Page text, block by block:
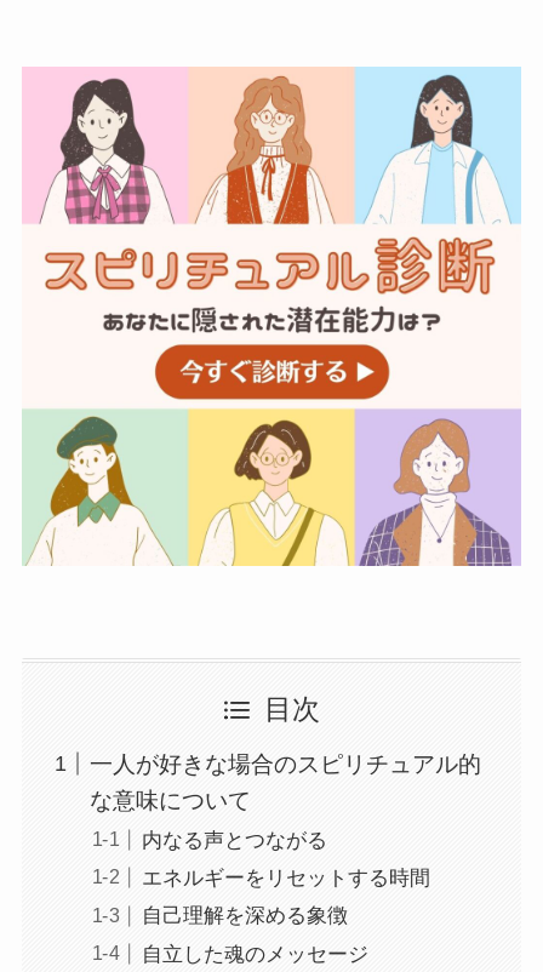
目次
一人が好きな場合のスピリチュアル的
な意味について
内なる声とつながる
エネルギーをリセットする時間
自己理解を深める象徴
自立した魂のメッセージ